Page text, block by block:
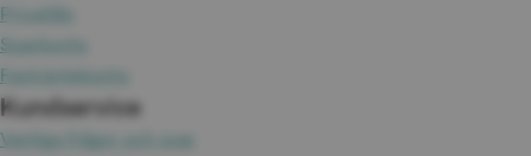
Privatlån
Sparkonto
Fasträntekonto
Kundservice
Vanliga frågor och svar